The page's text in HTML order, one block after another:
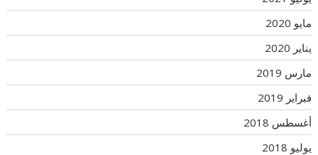
مايو 2020
يناير 2020
مارس 2019
فبراير 2019
أغسطس 2018
يوليو 2018